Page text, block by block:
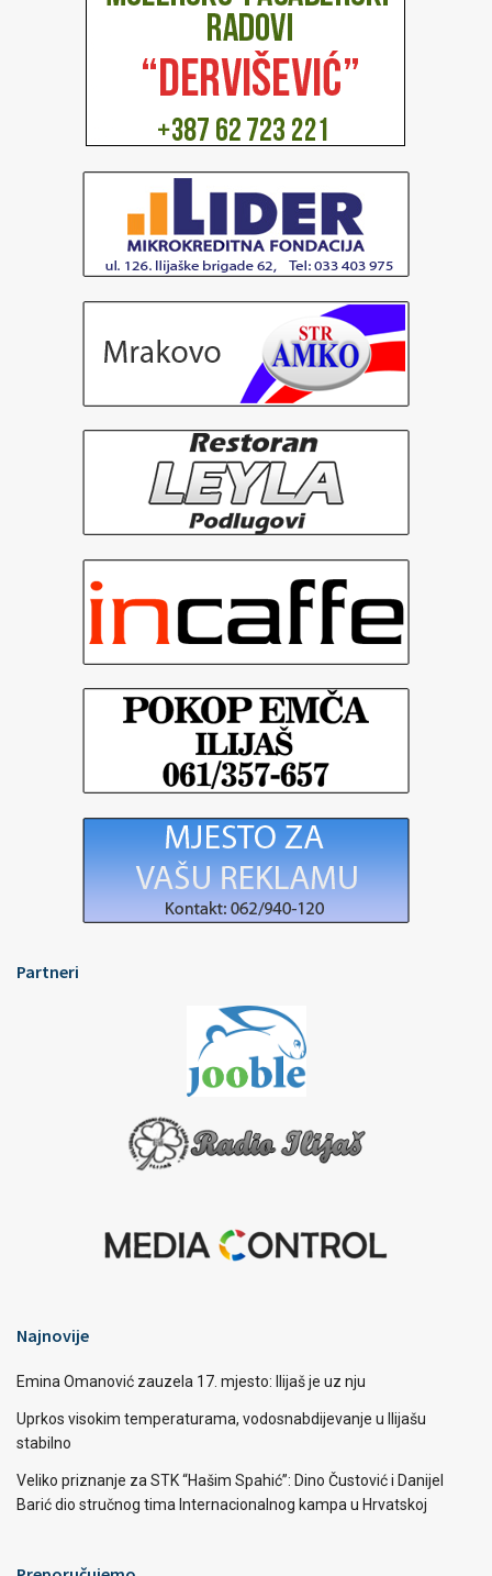
Partneri
Najnovije
Emina Omanović zauzela 17. mjesto: Ilijaš je uz nju
Uprkos visokim temperaturama, vodosnabdijevanje u Ilijašu
stabilno
Veliko priznanje za STK “Hašim Spahić”: Dino Čustović i Danijel
Barić dio stručnog tima Internacionalnog kampa u Hrvatskoj